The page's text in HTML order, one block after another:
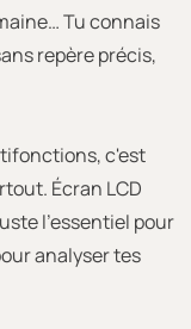
Tu connais
repère précis,
c'est
Écran LCD
l'essentiel pour
analyser tes